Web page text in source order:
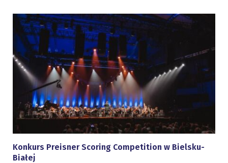
Konkurs Preisner Scoring Competition w Bielsku-
Białej